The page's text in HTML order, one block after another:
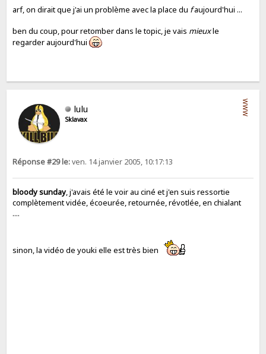
arf, on dirait que j'ai un problème avec la place du faujourd'hui ...
ben du coup, pour retomber dans le topic, je vais mieuxle
regarder aujourd'hui
lulu
Sklavax
WWW
Réponse #29 le:ven. 14 janvier 2005, 10:17:13
bloody sunday, j'avais été le voir au ciné et j'en suis ressortie
complètement vidée, écoeurée, retournée, révotlée, en chialant
....
sinon, la vidéo de youki elle est très bien